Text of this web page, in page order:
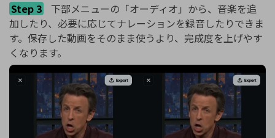
Step 3
下部メニューの「オーディオ」から、音楽を追
加したり、必要に応じてナレーションを録音したりできま
す。保存した動画をそのまま使うより、完成度を上げやす
くなります。